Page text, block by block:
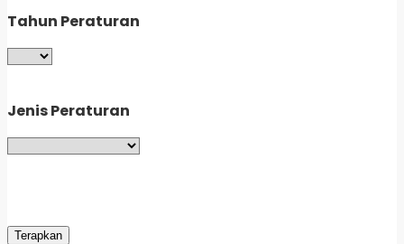
Tahun Peraturan
Jenis Peraturan